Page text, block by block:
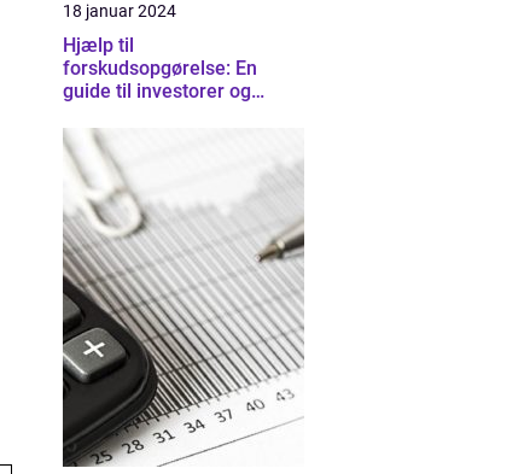
18 januar 2024
Hjælp til
forskudsopgørelse: En
guide til investorer og